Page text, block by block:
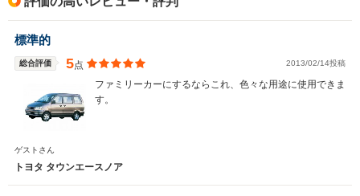
標準的
総合評価 5点 2013/02/14投稿
ファミリーカーにするならこれ、色々な用途に使用できま
す。
ゲストさん
トヨタ タウンエースノア